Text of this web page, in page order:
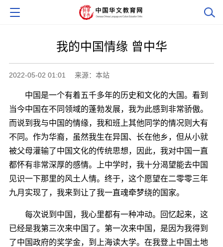
我的中国情缘 曾中华
2022-05-02 01:01 来源：本站
中国是一个有着五千多年的历史和文化的大国。看到
当今中国在不同领域的蓬勃发展，我为此感到非常骄傲。
而说到我与中国的情缘，我和班上其他同学的情况则大有
不同。作为华裔，虽然我生在异国、长在他乡，但从小就
被父母灌输了中国文化的传统思想，因此，我对中国一直
都怀有非常深厚的感情。上中学时，我十分渴望能去中国
见识一下那里的风土人情。终于，这个愿望在二零零三年
九月实现了，我来到让了我一直魂牵梦绕的国家。
每次说到中国，我心里都有一种冲动。回忆起来，这
已经是我第三次来中国了。第一次来中国，是因为我得到
了中国政府的奖学金，到上海读大学。在我登上中国土地